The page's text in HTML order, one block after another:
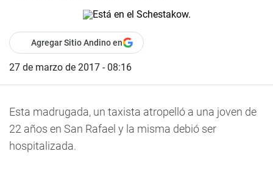
Agregar Sitio Andino en
27 de marzo de 2017 - 08:16
Esta madrugada, un taxista atropelló a una joven de
22 años en San Rafael y la misma debió ser
hospitalizada.